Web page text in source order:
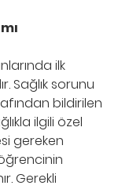
ilk
Sağlık sorunu
bildirilen
ilgili özel
gereken
Gerekli